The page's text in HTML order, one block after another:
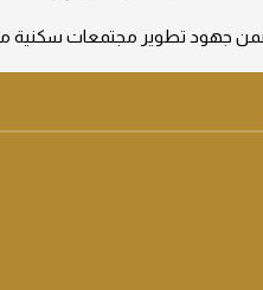
جهود تطوير مجتمعات سكنية